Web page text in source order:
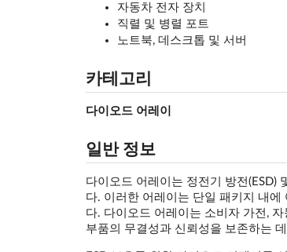
자동차 전자 장치
직렬 및 병렬 포트
노트북, 데스크톱 및 서버
카테고리
다이오드 어레이
일반 정보
다이오드 어레이는 정전기 방전(ESD)
다. 이러한 어레이는 단일 패키지 내
다. 다이오드 어레이는 소비자 가전,
부품의 무결성과 신뢰성을 보존하는